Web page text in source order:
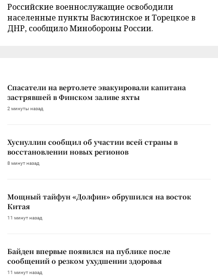
Российские военнослужащие освободили
населенные пункты Васютинское и Торецкое в
ДНР, сообщило Минобороны России.
Спасатели на вертолете эвакуировали капитана
застрявшей в Финском заливе яхты
2 минуты назад
Хуснуллин сообщил об участии всей страны в
восстановлении новых регионов
8 минут назад
Мощный тайфун «Долфин» обрушился на восток
Китая
11 минут назад
Байден впервые появился на публике после
сообщений о резком ухудшении здоровья
11 минут назад